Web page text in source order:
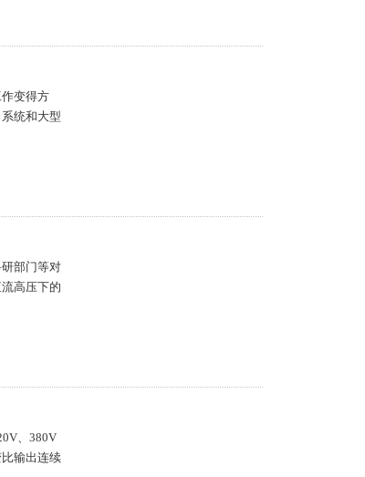
变得方
统和大型
部门等对
高压下的
、380V
输出连续